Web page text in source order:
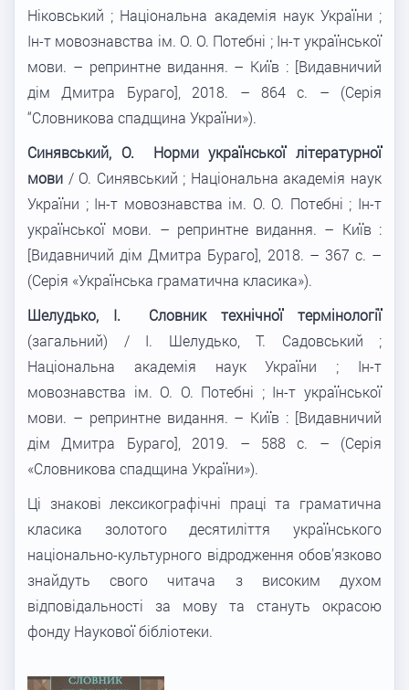
Ніковський ; Національна академія наук України ;
Ін-т мовознавства ім. О. О. Потебні ; Ін-т української
мови. – репринтне видання. – Київ : [Видавничий
дім Дмитра Бураго], 2018. – 864 с. – (Серія
“Словникова спадщина України»).
Синявський, О. Норми української літературної
мови / О. Синявський ; Національна академія наук
України ; Ін-т мовознавства ім. О. О. Потебні ; Ін-т
української мови. – репринтне видання. – Київ :
[Видавничий дім Дмитра Бураго], 2018. – 367 с. –
(Серія «Українська граматична класика»).
Шелудько, І. Словник технічної термінології
(загальний) / І. Шелудько, Т. Садовський ;
Національна академія наук України ; Ін-т
мовознавства ім. О. О. Потебні ; Ін-т української
мови. – репринтне видання. – Київ : [Видавничий
дім Дмитра Бураго], 2019. – 588 с. – (Серія
«Словникова спадщина України»).
Ці знакові лексикографічні праці та граматична
класика золотого десятиліття українського
національно-культурного відродження обов’язково
знайдуть свого читача з високим духом
відповідальності за мову та стануть окрасою
фонду Наукової бібліотеки.